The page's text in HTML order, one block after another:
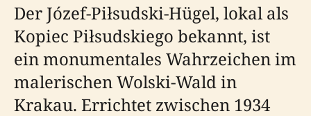
Der Józef-Piłsudski-Hügel, lokal als
Kopiec Piłsudskiego bekannt, ist
ein monumentales Wahrzeichen im
malerischen Wolski-Wald in
Krakau. Errichtet zwischen 1934